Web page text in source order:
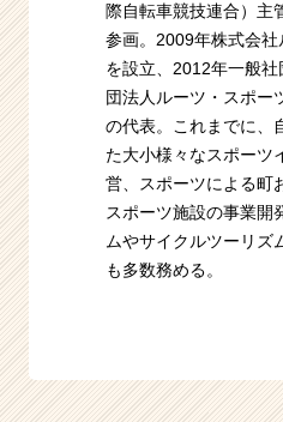
際自転車競技連合）主
参画。2009年株式会
を設立、2012年一般
団法人ルーツ・スポー
の代表。これまでに、
た大小様々なスポーツ
営、スポーツによる町
スポーツ施設の事業開
ムやサイクルツーリズ
も多数務める。